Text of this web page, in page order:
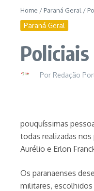
Home / Paraná Geral /
Paraná Geral
Por Redação
pouquíssimas
todas realizadas
Aurélio e Erlon
Os paranaenses
militares,